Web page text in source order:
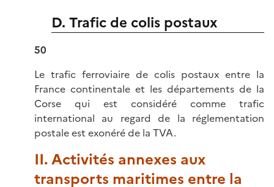
D. Trafic de colis postaux
50
Le trafic ferroviaire de colis postaux entre la
France continentale et les départements de la
Corse qui est considéré comme trafic
international au regard de la réglementation
postale est exonéré de la TVA.
II. Activités annexes aux
transports maritimes entre la